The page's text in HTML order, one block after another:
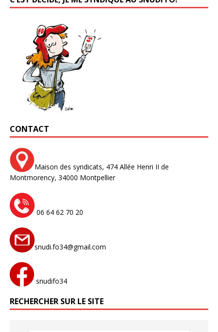
CONTACT
Maison des syndicats, 474 Allée Henri II de
Montmorency, 34000 Montpellier
06 64 62 70 20
snudi.fo34@gmail.com
snudifo34
RECHERCHER SUR LE SITE